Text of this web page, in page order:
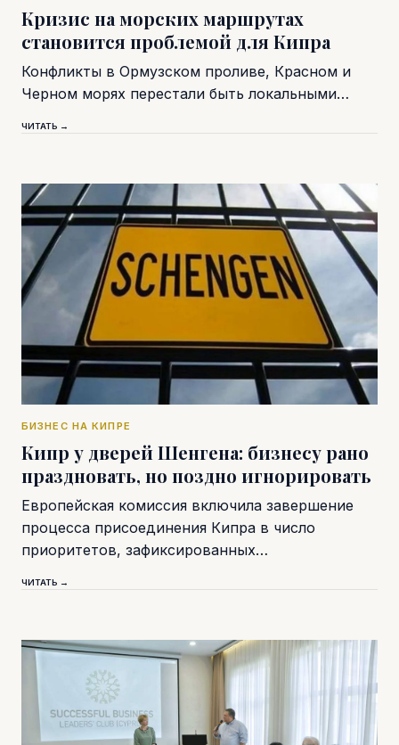
Кризис на морских маршрутах
становится проблемой для Кипра
Конфликты в Ормузском проливе, Красном и
Черном морях перестали быть локальными…
ЧИТАТЬ →
БИЗНЕС НА КИПРЕ
Кипр у дверей Шенгена: бизнесу рано
праздновать, но поздно игнорировать
Европейская комиссия включила завершение
процесса присоединения Кипра в число
приоритетов, зафиксированных…
ЧИТАТЬ →